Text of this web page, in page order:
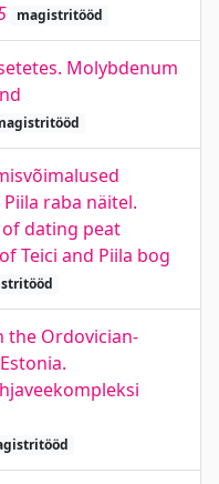
magistritööd
Molybdenum
raba näitel.
dating peat
Teici and Piila bog
Ordovician-